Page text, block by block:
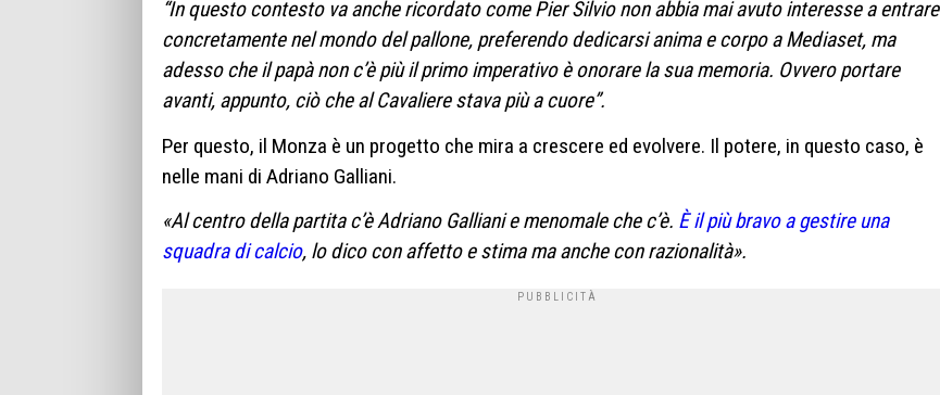
“In questo contesto va anche ricordato come Pier Silvio non abbia mai avuto interesse a entrare
concretamente nel mondo del pallone, preferendo dedicarsi anima e corpo a Mediaset, ma
adesso che il papà non c’è più il primo imperativo è onorare la sua memoria. Ovvero portare
avanti, appunto, ciò che al Cavaliere stava più a cuore”.
Per questo, il Monza è un progetto che mira a crescere ed evolvere. Il potere, in questo caso, è
nelle mani di Adriano Galliani.
«Al centro della partita c’è Adriano Galliani e menomale che c’è. È il più bravo a gestire una
squadra di calcio, lo dico con affetto e stima ma anche con razionalità».